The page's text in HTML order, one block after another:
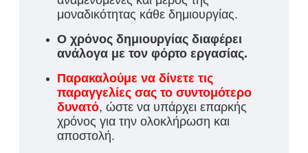
μοναδικότητας κάθε δημιουργίας.
Ο χρόνος δημιουργίας διαφέρει
ανάλογα με τον φόρτο εργασίας.
Παρακαλούμε να δίνετε τις
παραγγελίες σας το συντομότερο
δυνατό, ώστε να υπάρχει επαρκής
χρόνος για την ολοκλήρωση και
αποστολή.